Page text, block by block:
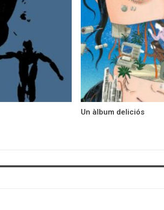
Un àlbum deliciós